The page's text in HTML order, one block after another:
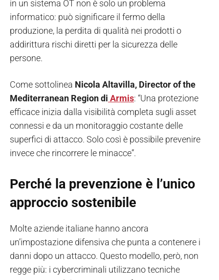
in un sistema OT non è solo un problema
informatico: può significare il fermo della
produzione, la perdita di qualità nei prodotti o
addirittura rischi diretti per la sicurezza delle
persone.
Come sottolinea Nicola Altavilla, Director of the
Mediterranean Region di Armis: “Una protezione
efficace inizia dalla visibilità completa sugli asset
connessi e da un monitoraggio costante delle
superfici di attacco. Solo così è possibile prevenire
invece che rincorrere le minacce”.
Perché la prevenzione è l’unico
approccio sostenibile
Molte aziende italiane hanno ancora
un’impostazione difensiva che punta a contenere i
danni dopo un attacco. Questo modello, però, non
regge più: i cybercriminali utilizzano tecniche